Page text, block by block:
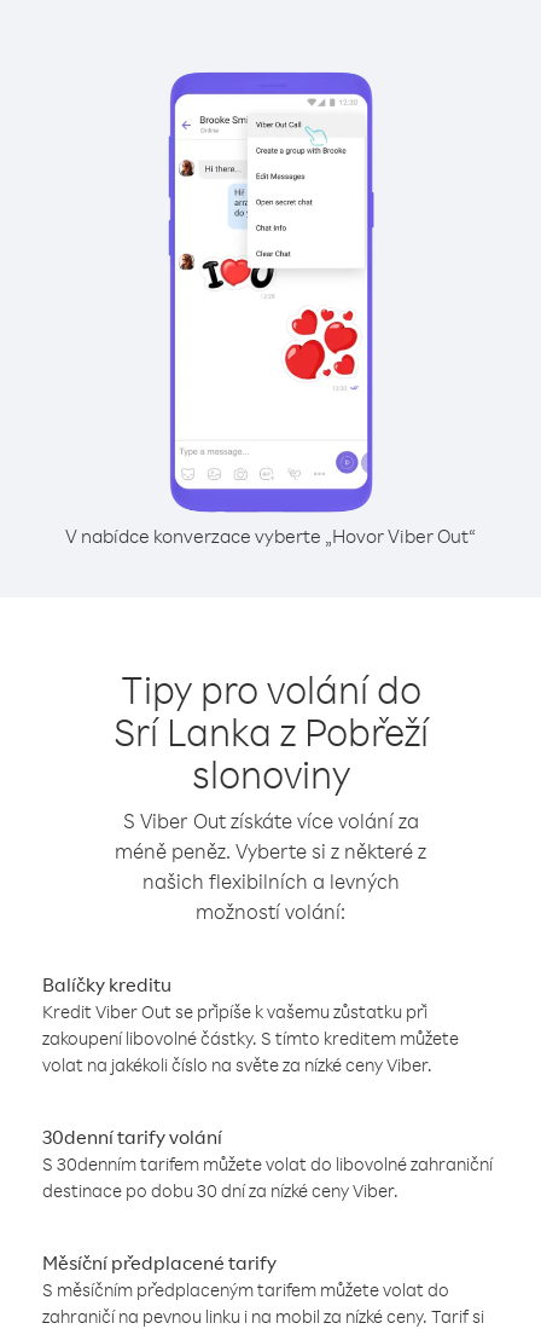
V nabídce konverzace vyberte „Hovor Viber Out“
Tipy pro volání do
Srí Lanka z Pobřeží
slonoviny
S Viber Out získáte více volání za
méně peněz. Vyberte si z některé z
našich flexibilních a levných
možností volání:
Balíčky kreditu
Kredit Viber Out se připíše k vašemu zůstatku při
zakoupení libovolné částky. S tímto kreditem můžete
volat na jakékoli číslo na světe za nízké ceny Viber.
30denní tarify volání
S 30denním tarifem můžete volat do libovolné zahraniční
destinace po dobu 30 dní za nízké ceny Viber.
Měsíční předplacené tarify
S měsíčním předplaceným tarifem můžete volat do
zahraničí na pevnou linku i na mobil za nízké ceny. Tarif si